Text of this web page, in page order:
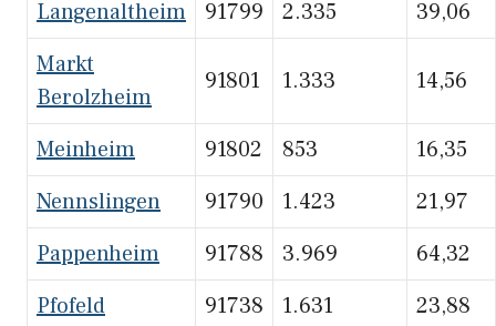
Langenaltheim
91799 2.335
39,06
Markt
Berolzheim
91801 1.333 14,56
Meinheim 91802 853
16,35
Nennslingen
91790 1.423
21,97
Pappenheim
91788 3.969
64,32
Pfofeld
91738 1.631
23,88